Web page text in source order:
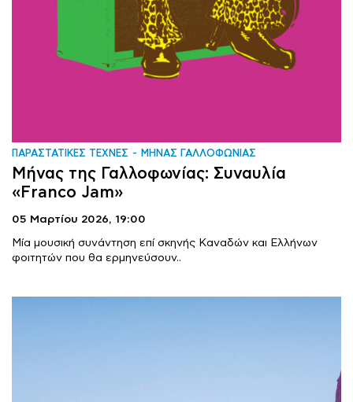
ΠΑΡΑΣΤΑΤΙΚΕΣ ΤΕΧΝΕΣ ΜΗΝΑΣ ΓΑΛΛΟΦΩΝΙΑΣ
Μήνας της Γαλλοφωνίας: Συναυλία
«Franco Jam»
05 Μαρτίου 2026, 19:00
Μία μουσική συνάντηση επί σκηνής Καναδών και Ελλήνων
φοιτητών που θα ερμηνεύσουν..